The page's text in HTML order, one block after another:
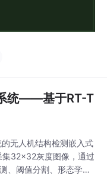
统——基于RT-T
无人机结构检测嵌入式
32×32灰度图像，通过
、阈值分割、形态学运